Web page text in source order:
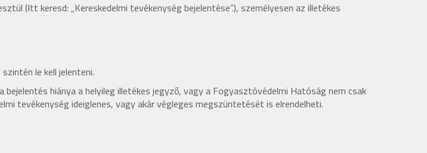
(Itt keresd: „Kereskedelmi tevékenység bejelentése”.), személyesen az illetékes
le kell jelenteni.
hiánya a helyileg illetékes jegyző, vagy a Fogyasztóvédelmi Hatóság nem csak
tevékenység ideiglenes, vagy akár végleges megszüntetését is elrendelheti.